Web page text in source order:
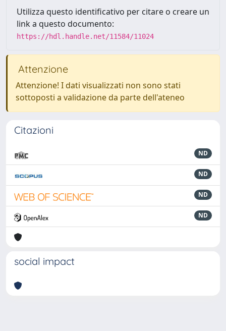
Utilizza questo identificativo per citare o creare un
link a questo documento:
https://hdl.handle.net/11584/11024
Attenzione
Attenzione! I dati visualizzati non sono stati
sottoposti a validazione da parte dell'ateneo
Citazioni
ND
ND
ND
ND
social impact